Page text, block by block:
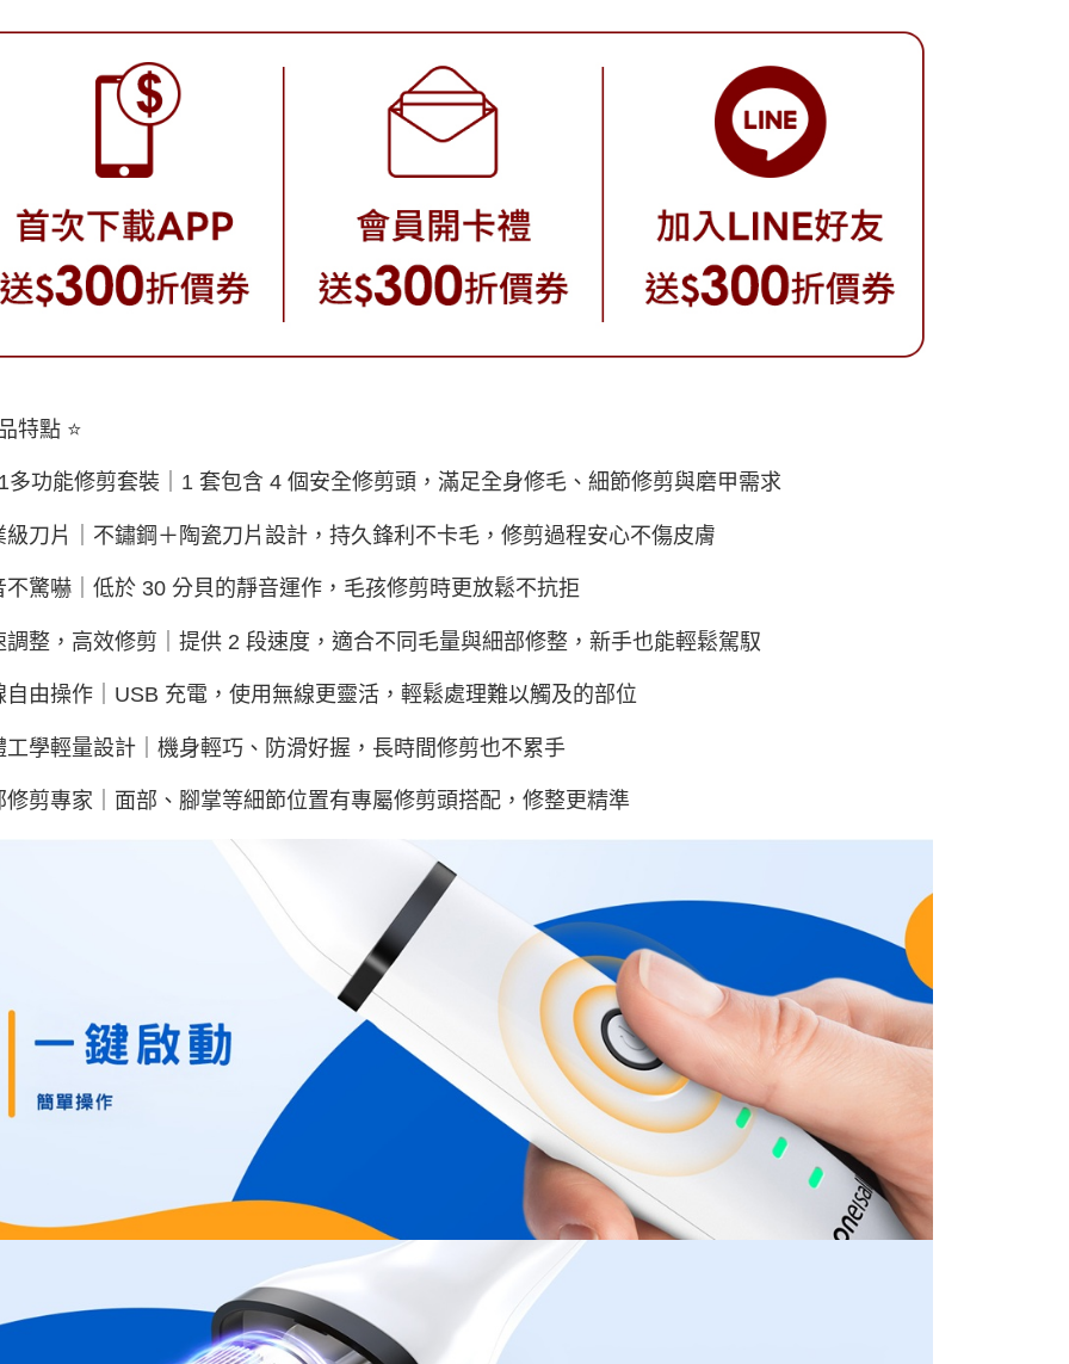
特點 ⭐
1多功能修剪套裝｜1 套包含 4 個安全修剪頭，滿足全身修毛、細節修剪與磨甲需求
級刀片｜不鏽鋼＋陶瓷刀片設計，持久鋒利不卡毛，修剪過程安心不傷皮膚
不驚嚇｜低於 30 分貝的靜音運作，毛孩修剪時更放鬆不抗拒
調整，高效修剪｜提供 2 段速度，適合不同毛量與細部修整，新手也能輕鬆駕馭
自由操作｜USB 充電，使用無線更靈活，輕鬆處理難以觸及的部位
工學輕量設計｜機身輕巧、防滑好握，長時間修剪也不累手
修剪專家｜面部、腳掌等細節位置有專屬修剪頭搭配，修整更精準